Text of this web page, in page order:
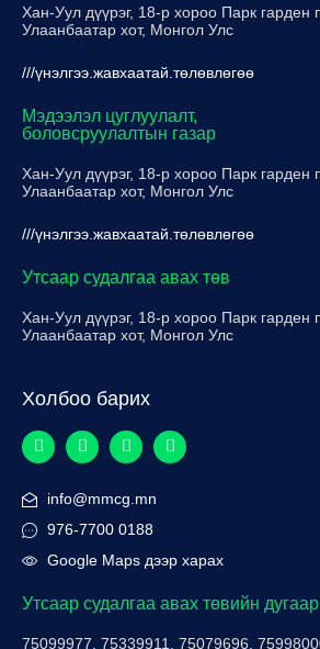
Хан-Уул дүүрэг, 18-р хороо Парк гарден
Улаанбаатар хот, Монгол Улс
///үнэлгээ.жавхаатай.төлөвлөгөө
Мэдээлэл цуглуулалт,
боловсруулалтын газар
Хан-Уул дүүрэг, 18-р хороо Парк гарден
Улаанбаатар хот, Монгол Улс
///үнэлгээ.жавхаатай.төлөвлөгөө
Утсаар судалгаа авах төв
Хан-Уул дүүрэг, 18-р хороо Парк гарден
Улаанбаатар хот, Монгол Улс
Холбоо барих
info@mmcg.mn
976-7700 0188
Google Maps дээр харах
Утсаар судалгаа авах төвийн дугаар
75099977, 75339911, 75079696,